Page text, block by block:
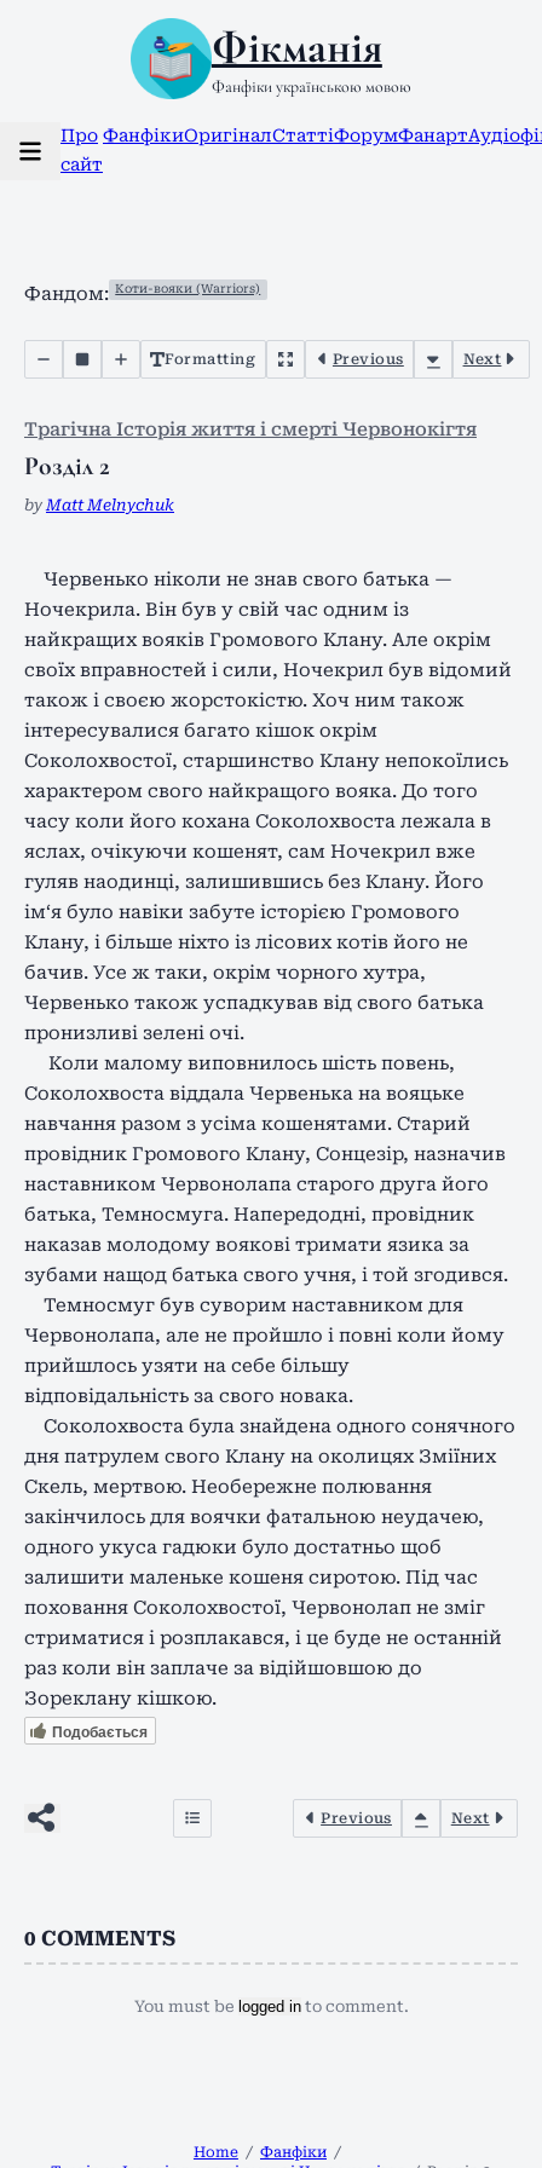
Фікманія
Фанфіки українською мовою
Про
сайт
ФанфікиОригіналСтаттіФорумФанарт
Фандом: Коти-вояки (Warriors)
Formatting Previous Next
Трагічна Історія життя і смерті Червонокігтя
Розділ 2
by Matt Melnychuk
Червенько ніколи не знав свого батька —
Ночекрила. Він був у свій час одним із
найкращих вояків Громового Клану. Але окрім
своїх вправностей і сили, Ночекрил був відомий
також і своєю жорстокістю. Хоч ним також
інтересувалися багато кішок окрім
Соколохвостої, старшинство Клану непокоїлись
характером свого найкращого вояка. До того
часу коли його кохана Соколохвоста лежала в
яслах, очікуючи кошенят, сам Ночекрил вже
гуляв наодинці, залишившись без Клану. Його
ім‘я було навіки забуте історією Громового
Клану, і більше ніхто із лісових котів його не
бачив. Усе ж таки, окрім чорного хутра,
Червенько також успадкував від свого батька
пронизливі зелені очі.
Коли малому виповнилось шість повень,
Соколохвоста віддала Червенька на вояцьке
навчання разом з усіма кошенятами. Старий
провідник Громового Клану, Сонцезір, назначив
наставником Червонолапа старого друга його
батька, Темносмуга. Напередодні, провідник
наказав молодому воякові тримати язика за
зубами нащод батька свого учня, і той згодився.
Темносмуг був суворим наставником для
Червонолапа, але не пройшло і повні коли йому
прийшлось узяти на себе більшу
відповідальність за свого новака.
Соколохвоста була знайдена одного сонячного
дня патрулем свого Клану на околицях Зміїних
Скель, мертвою. Необережне полювання
закінчилось для воячки фатальною неудачею,
одного укуса гадюки було достатньо щоб
залишити маленьке кошеня сиротою. Під час
поховання Соколохвостої, Червонолап не зміг
стриматися і розплакався, і це буде не останній
раз коли він заплаче за відійшовшою до
Зореклану кішкою.
Подобається
Previous Next
0 COMMENTS
You must be logged into comment.
Home
Фанфіки